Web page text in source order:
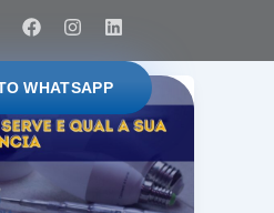
F
a
c
e
b
o
o
k
I
s
t
a
g
r
a
L
n
k
d
i
n
WHATSAPP